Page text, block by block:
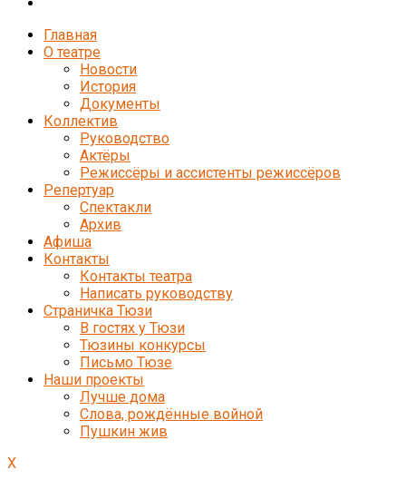
Главная
О театре
Новости
История
Документы
Коллектив
Руководство
Актёры
Режиссёры и ассистенты режиссёров
Репертуар
Спектакли
Архив
Афиша
Контакты
Контакты театра
Написать руководству
Страничка Тюзи
В гостях у Тюзи
Тюзины конкурсы
Письмо Тюзе
Наши проекты
Лучше дома
Слова, рождённые войной
Пушкин жив
X